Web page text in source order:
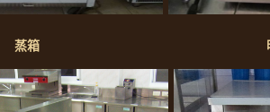
蒸箱 明火